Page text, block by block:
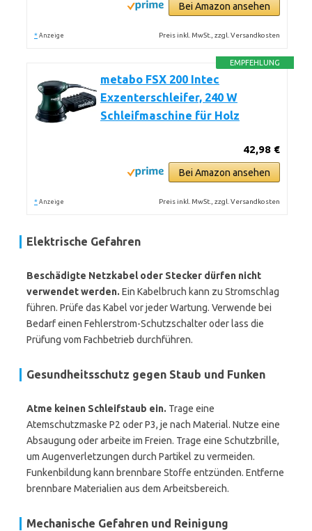
Bei Amazon ansehen
* Anzeige Preis inkl. MwSt., zzgl. Versandkosten
EMPFEHLUNG
metabo FSX 200 Intec
Exzenterschleifer, 240 W
Schleifmaschine für Holz
42,98 €
Bei Amazon ansehen
* Anzeige Preis inkl. MwSt., zzgl. Versandkosten
Elektrische Gefahren
Beschädigte Netzkabel oder Stecker dürfen nicht
verwendet werden. Ein Kabelbruch kann zu Stromschlag
führen. Prüfe das Kabel vor jeder Wartung. Verwende bei
Bedarf einen Fehlerstrom-Schutzschalter oder lass die
Prüfung vom Fachbetrieb durchführen.
Gesundheitsschutz gegen Staub und Funken
Atme keinen Schleifstaub ein. Trage eine
Atemschutzmaske P2 oder P3, je nach Material. Nutze eine
Absaugung oder arbeite im Freien. Trage eine Schutzbrille,
um Augenverletzungen durch Partikel zu vermeiden.
Funkenbildung kann brennbare Stoffe entzünden. Entferne
brennbare Materialien aus dem Arbeitsbereich.
Mechanische Gefahren und Reinigung